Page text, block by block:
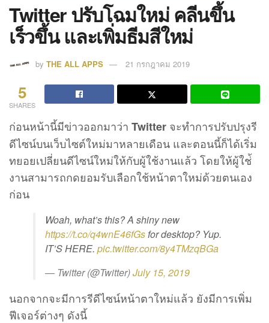
Twitter ปรับโฉมใหม่ คลีนขึ้น
เร็วขึ้น และเพิ่มธีมสีใหม่
by THE ALL APPS 21 กรกฎาคม 2019
5
SHARES
ก่อนหน้านี้มีข่าวออกมาว่า Twitter จะทำการปรับปรุงรี
ดีไซน์บนเว็บไซต์ใหม่มาหลายเดือน และตอนนี้ก็ได้เริ่ม
ทยอยเปลี่ยนดีไซน์ใหม่ให้กับผู้ใช้งานแล้ว โดยให้ผู้ใช่้
งานสามารถกดยอมรับเลือกใช้หน้าตาใหม่ด้วยตนเอง
ก่อน
Woah, what’s this? A shiny new
https://t.co/q4wnE46fGsfor desktop? Yup.
IT’S HERE. pic.twitter.com/8y4TMzqBGa
— Twitter (@Twitter)July 15, 2019
นอกจากจะมีการรีดีไซน์หน้าตาใหม่แล้ว ยังมีการเพิ่ม
ฟีเจอร์ต่างๆ ดังนี้